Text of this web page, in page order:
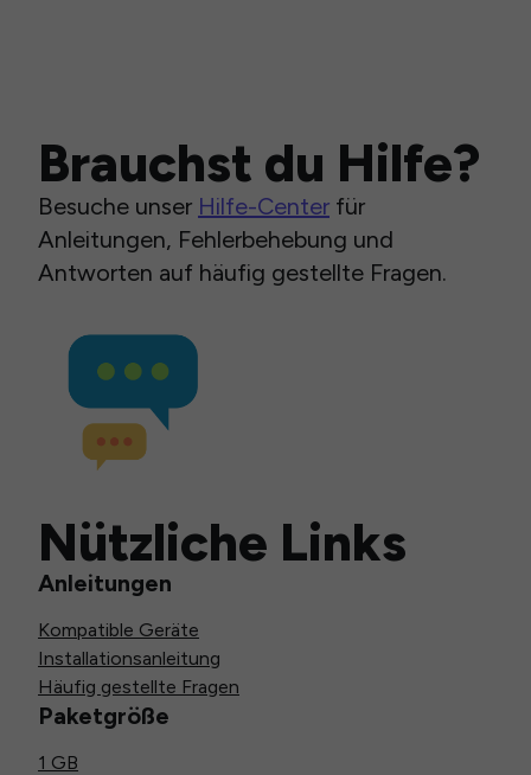
Brauchst du Hilfe?
Besuche unser Hilfe-Center für
Anleitungen, Fehlerbehebung und
Antworten auf häufig gestellte Fragen.
Nützliche Links
Anleitungen
Kompatible Geräte
Installationsanleitung
Häufig gestellte Fragen
Paketgröße
1 GB